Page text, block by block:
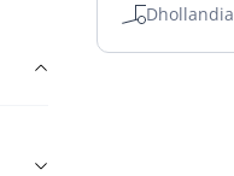
Dhollandia